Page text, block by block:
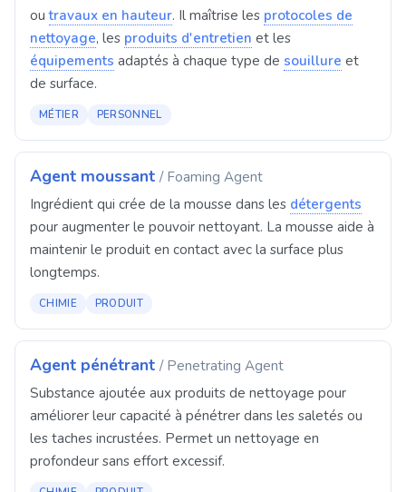
outravaux en hauteur. Il maîtrise les protocoles de
nettoyage, les produits d'entretien et les
équipements adaptés à chaque type de souillure et
de surface.
MÉTIER PERSONNEL
Agent moussant / Foaming Agent
Ingrédient qui crée de la mousse dans les détergents
pour augmenter le pouvoir nettoyant. La mousse aide à
maintenir le produit en contact avec la surface plus
longtemps.
CHIMIE PRODUIT
Agent pénétrant / Penetrating Agent
Substance ajoutée aux produits de nettoyage pour
améliorer leur capacité à pénétrer dans les saletés ou
les taches incrustées. Permet un nettoyage en
profondeur sans effort excessif.